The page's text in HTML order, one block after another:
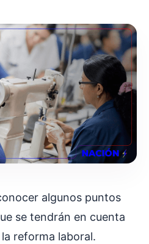
algunos puntos
se tendrán en cuenta
reforma laboral.